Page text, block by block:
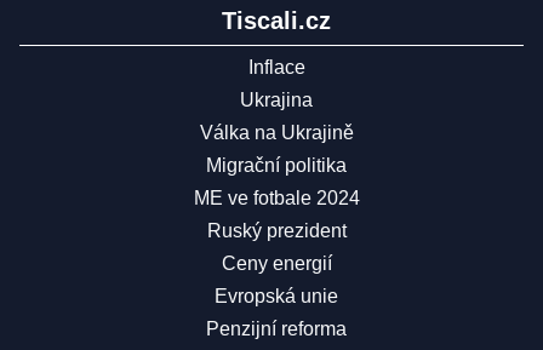
Tiscali.cz
Inflace
Ukrajina
Válka na Ukrajině
Migrační politika
ME ve fotbale 2024
Ruský prezident
Ceny energií
Evropská unie
Penzijní reforma